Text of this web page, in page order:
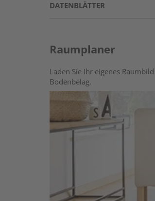
DATENBLÄTTER
Raumplaner
Laden Sie Ihr eigenes
Bodenbelag.